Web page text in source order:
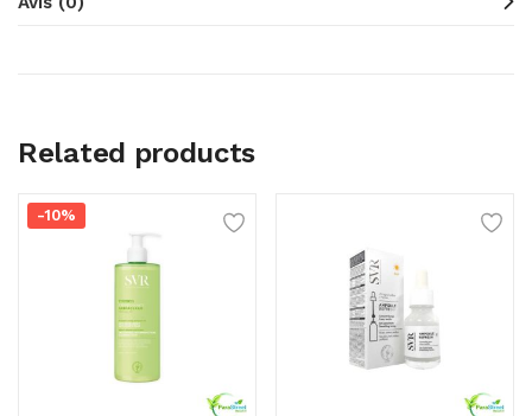
Related products
-10%